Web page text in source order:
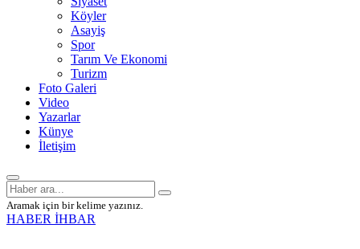
Köyler
Asayiş
Spor
Tarım Ve Ekonomi
Turizm
Foto Galeri
Video
Yazarlar
Künye
İletişim
Aramak için bir kelime yazınız.
HABER İHBAR